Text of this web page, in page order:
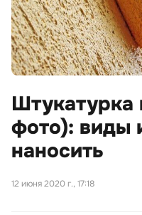
Штукатурка
фото): виды
наносить
12 июня 2020 г., 17:18